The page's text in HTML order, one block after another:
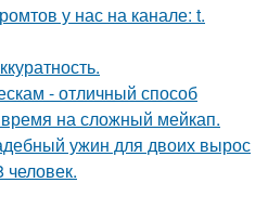
у нас на канале: t.
- отличный способ
на сложный мейкап.
ужин для двоих вырос